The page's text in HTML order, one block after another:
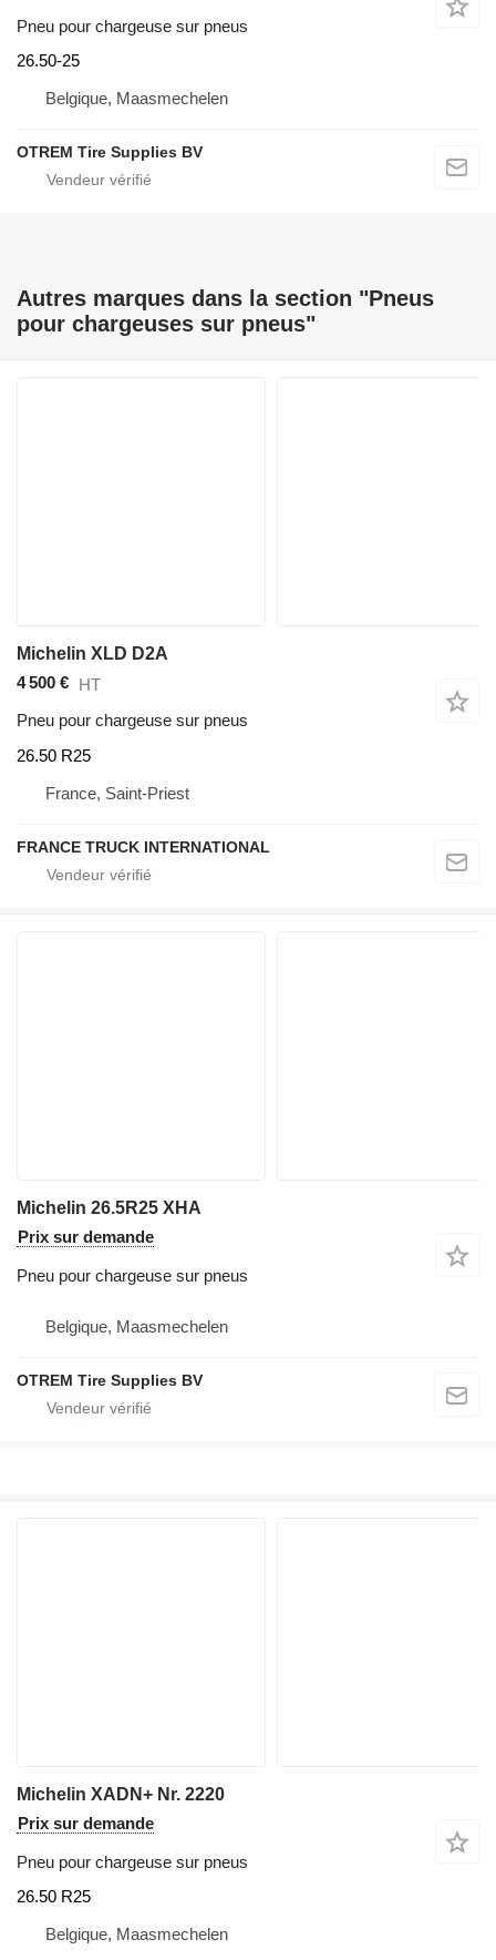
Pneu pour chargeuse sur pneus
26.50-25
Belgique, Maasmechelen
OTREM Tire Supplies BV
Autres marques dans la section "Pneus
pour chargeuses sur pneus"
Michelin XLD D2A
4 500 € HT
Pneu pour chargeuse sur pneus
26.50 R25
France, Saint-Priest
FRANCE TRUCK INTERNATIONAL
Michelin 26.5R25 XHA
Prix sur demande
Pneu pour chargeuse sur pneus
Belgique, Maasmechelen
OTREM Tire Supplies BV
Michelin XADN+ Nr. 2220
Prix sur demande
Pneu pour chargeuse sur pneus
26.50 R25
Belgique, Maasmechelen